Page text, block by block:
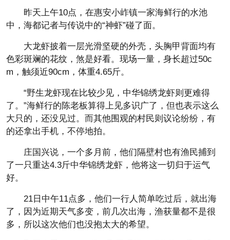
昨天上午10点，在惠安小岞镇一家海鲜行的水池
中，海都记者与传说中的“神虾”碰了面。
大龙虾披着一层光滑坚硬的外壳，头胸甲背面均有
色彩斑斓的花纹，煞是好看。现场一量，身长超过50c
m，触须近90cm，体重4.65斤。
“野生龙虾现在比较少见，中华锦绣龙虾则更难得
了。”海鲜行的陈老板算得上见多识广了，但也表示这么
大只的，还没见过。而其他围观的村民则议论纷纷，有
的还拿出手机，不停地拍。
庄国兴说，一个多月前，他们隔壁村也有渔民捕到
了一只重达4.3斤中华锦绣龙虾，他将这一切归于运气
好。
21日中午11点多，他们一行人简单吃过后，就出海
了，因为近期天气多变，前几次出海，渔获量都不是很
多，所以这次他们也没抱太大的希望。